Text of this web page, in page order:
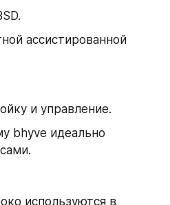
ассистированной
и управление.
bhyve идеально
используются в